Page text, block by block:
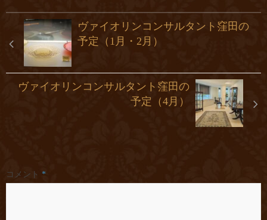
ヴァイオリンコンサルタント窪田の
予定（1月・2月）
ヴァイオリンコンサルタント窪田の
予定（4月）
コメント *